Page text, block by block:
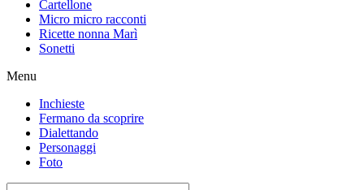
Cartellone
Micro micro racconti
Ricette nonna Marì
Sonetti
Menu
Inchieste
Fermano da scoprire
Dialettando
Personaggi
Foto